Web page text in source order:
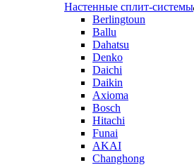
Настенные сплит-системы
Berlingtoun
Ballu
Dahatsu
Denko
Daichi
Daikin
Axioma
Bosch
Hitachi
Funai
AKAI
Changhong